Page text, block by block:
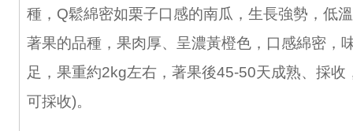
種，Q鬆綿密如栗子口感的南瓜，生長強勢，低
著果的品種，果肉厚、呈濃黃橙色，口感綿密，
足，果重約2kg左右，著果後45-50天成熟、採收
可採收)。